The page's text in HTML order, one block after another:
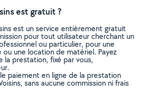
est gratuit ?
est un service entièrement gratuit
pour tout utilisateur cherchant un
ou particulier, pour une
une location de matériel. Payez
la prestation, fixé par vous,
paiement en ligne de la prestation
sans aucune commission ni frais